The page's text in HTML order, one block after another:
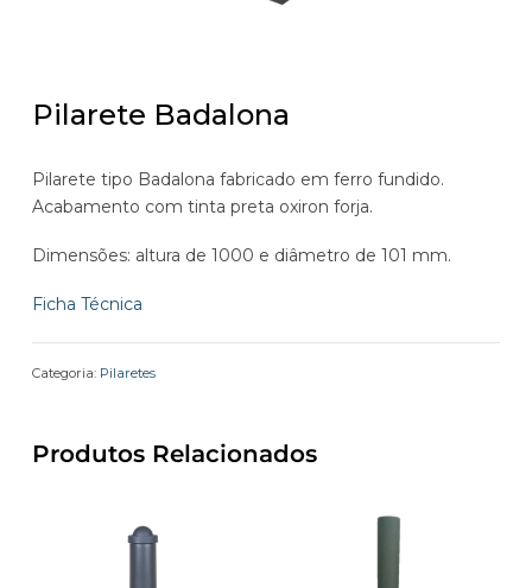
Pilarete Badalona
Pilarete tipo Badalona fabricado em ferro fundido.
Acabamento com tinta preta oxiron forja.
Dimensões: altura de 1000 e diâmetro de 101 mm.
Ficha Técnica
Categoria: Pilaretes
Produtos Relacionados